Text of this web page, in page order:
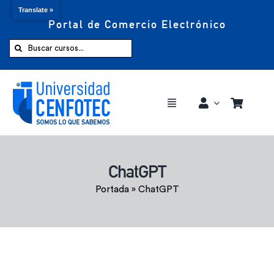
Portal de Comercio Electrónico
Buscar:
Toggle
Comprar ahora
ChatGPT
Portada» ChatGPT
Translate »